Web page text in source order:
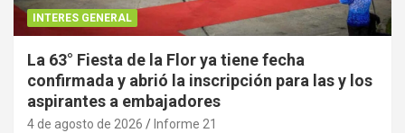
INTERES GENERAL
La 63° Fiesta de la Flor ya tiene fecha
confirmada y abrió la inscripción para las y los
aspirantes a embajadores
4 de agosto de 2026 Informe 21